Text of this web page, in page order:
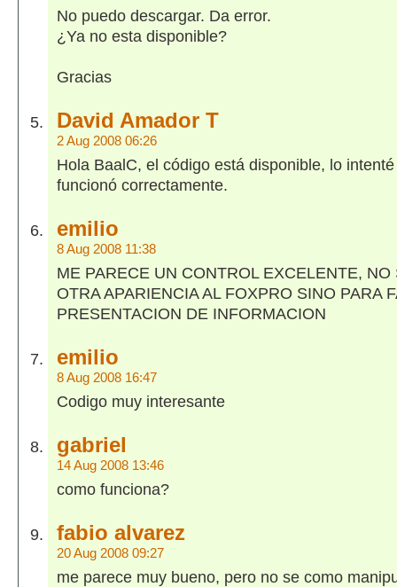
No puedo descargar. Da error.
¿Ya no esta disponible?
Gracias
David Amador T
2 Aug 2008 06:26
Hola BaalC, el código está disponible, lo
funcionó correctamente.
emilio
8 Aug 2008 11:38
ME PARECE UN CONTROL EXCELENTE, NO
OTRA APARIENCIA AL FOXPRO SINO PARA
PRESENTACION DE INFORMACION
emilio
8 Aug 2008 16:47
Codigo muy interesante
gabriel
14 Aug 2008 13:46
como funciona?
fabio alvarez
20 Aug 2008 09:27
me parece muy bueno, pero no se como